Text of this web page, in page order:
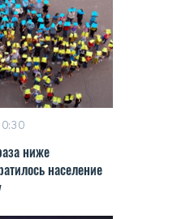
ниже
население